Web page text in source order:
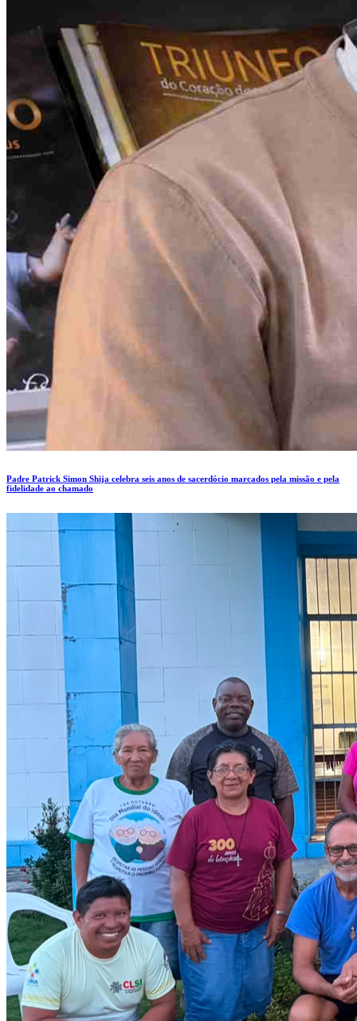
Padre Patrick Simon Shija celebra seis anos de sacerdócio marcados pela missão e pela
fidelidade ao chamado